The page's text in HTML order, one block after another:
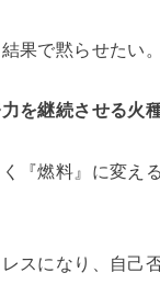
果で黙らせたい。
を継続させる火
『燃料』に変え
スになり、自己